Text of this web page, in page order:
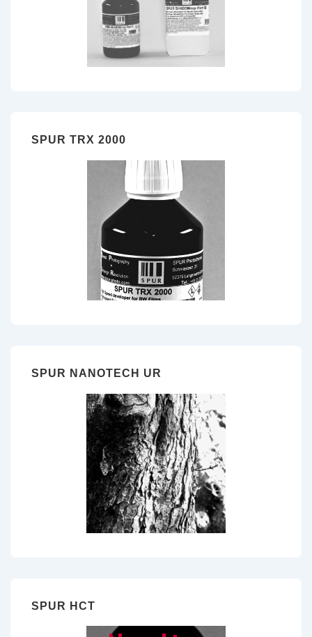
SPUR TRX 2000
SPUR NANOTECH UR
SPUR HCT